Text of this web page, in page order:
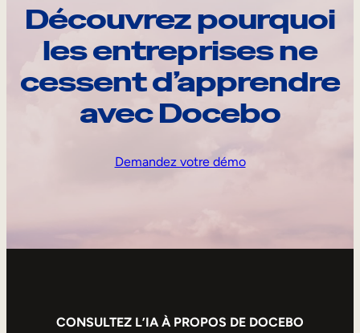
Découvrez pourquoi
les entreprises ne
cessent d’apprendre
avec Docebo
Demandez votre démo
CONSULTEZ L’IA À PROPOS DE DOCEBO